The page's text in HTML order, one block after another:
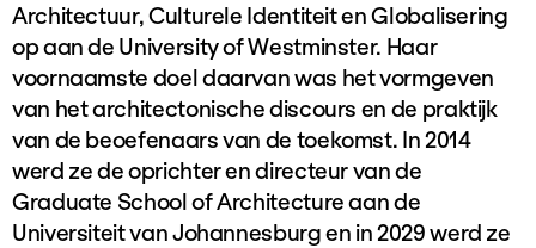
Architectuur, Culturele Identiteit en Globalisering
op aan de University of Westminster. Haar
voornaamste doel daarvan was het vormgeven
van het architectonische discours en de praktijk
van de beoefenaars van de toekomst. In 2014
werd ze de oprichter en directeur van de
Graduate School of Architecture aan de
Universiteit van Johannesburg en in 2029 werd ze